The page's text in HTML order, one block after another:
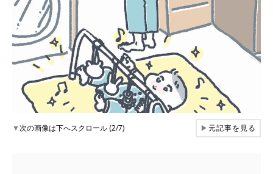
▼次の画像は下へスクロール (2/7) ▶元記事を見る